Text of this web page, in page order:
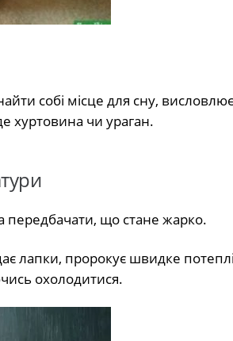
собі місце для сну,
хуртовина чи ураган.
що стане жарко.
лапки, пророкує швидке
охолодитися.